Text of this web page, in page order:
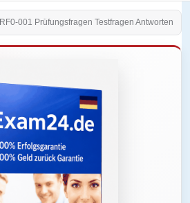
RF0-001 Prüfungsfragen Testfragen Antworten